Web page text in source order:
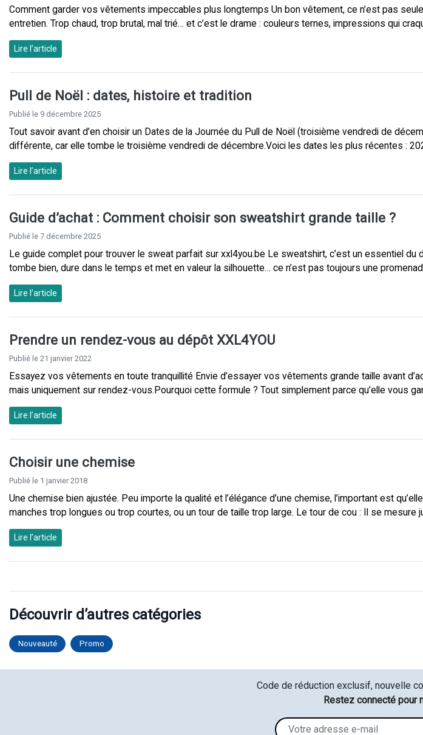
Comment garder vos vêtements impeccables plus longtemps Un bon vêtement, ce n’est pas
entretien. Trop chaud, trop brutal, mal trié… et c’est le drame : couleurs ternes, impressions qui
Lire l’article
Pull de Noël : dates, histoire et tradition
Publié le 9 décembre 2025
Tout savoir avant d’en choisir un Dates de la Journée du Pull de Noël (troisième vendredi de
différente, car elle tombe le troisième vendredi de décembre.Voici les dates les plus récentes :
Lire l’article
Guide d’achat : Comment choisir son sweatshirt grande taille ?
Publié le 7 décembre 2025
Le guide complet pour trouver le sweat parfait sur xxl4you.be Le sweatshirt, c’est un essentiel
tombe bien, dure dans le temps et met en valeur la silhouette… ce n’est pas toujours une
Lire l’article
Prendre un rendez-vous au dépôt XXL4YOU
Publié le 21 janvier 2022
Essayez vos vêtements en toute tranquillité Envie d’essayer vos vêtements grande taille avant
mais uniquement sur rendez-vous.Pourquoi cette formule ? Tout simplement parce qu’elle vous
Lire l’article
Choisir une chemise
Publié le 1 janvier 2018
Une chemise bien ajustée. Peu importe la qualité et l’élégance d’une chemise, l’important est
manches trop longues ou trop courtes, ou un tour de taille trop large. Le tour de cou : Il se mesure
Lire l’article
Découvrir d’autres catégories
Nouveauté Promo
Code de réduction exclusif, nouvelle
Restez connecté pour